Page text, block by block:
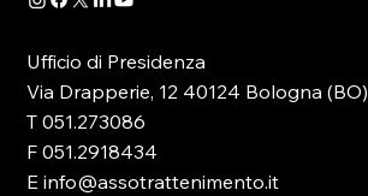
Ufficio di Presidenza
Via Drapperie, 12 40124 Bologna (BO)
T 051.273086
F 051.2918434
E info@assotrattenimento.it